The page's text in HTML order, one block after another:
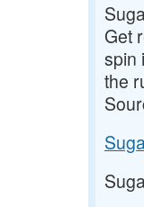
Get
spin
the